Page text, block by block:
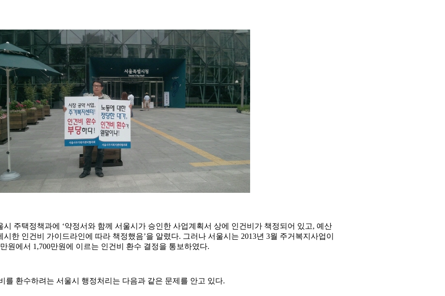
시 주택정책과에 ‘약정서와 함께 서울시가 승인한 사업계획서 상에 인건비가 책정되어 있고, 예산
한 인건비 가이드라인에 따라 책정했음’을 알렸다. 그러나 서울시는 2013년 3월 주거복지사업이
원에서 1,700만원에 이르는 인건비 환수 결정을 통보하였다.
를 환수하려는 서울시 행정처리는 다음과 같은 문제를 안고 있다.